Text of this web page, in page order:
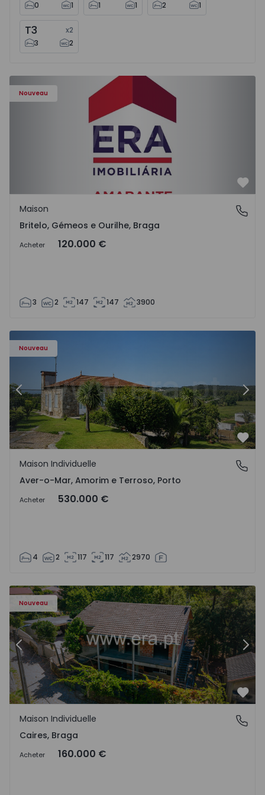
0 1 1 1 2 1
T3 x2
3
2
Nouveau
Maison T3 Celorico de Basto, Britelo, Gémeos e Ourilhe -
Britelo, Gémeos e Ourilhe, Braga
Maison
Britelo, Gémeos e Ourilhe, Braga
Acheter 120.000 €
3 2 147 147 3900
Nouveau
e Terroso - 1575815 - 10
Maison Individuelle Póvoa de Varzim, Aver-o-Mar,
Précédent
Aver-o-Mar, Amorim e Terroso, Porto
Maison Individuelle
Aver-o-Mar, Amorim e Terroso, Porto
Acheter 530.000 €
4 2 117 117 2970
Nouveau
Maison T4 Amares, Caires - 1575619 - 1
Précédent
Caires, Braga
Maison Individuelle
Caires, Braga
Acheter 160.000 €